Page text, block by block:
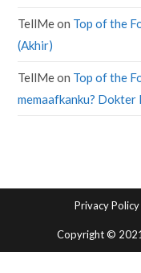
TellMeon Top of the
(Akhir)
TellMeon Top of the
memaafkanku? Dokter
Privacy Policy
Copyright ©